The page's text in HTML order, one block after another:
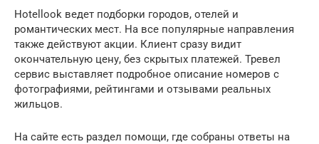
Hotellook ведет подборки городов, отелей и
романтических мест. На все популярные направления
также действуют акции. Клиент сразу видит
окончательную цену, без скрытых платежей. Тревел
сервис выставляет подробное описание номеров с
фотографиями, рейтингами и отзывами реальных
жильцов.
На сайте есть раздел помощи, где собраны ответы на